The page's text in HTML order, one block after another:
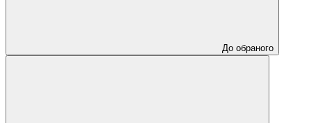
До обраного